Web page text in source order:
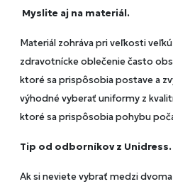
Myslite aj na materiál.
Materiál zohráva pri veľkosti
zdravotnícke oblečenie často
ktoré sa prispôsobia postave a
výhodné vyberať uniformy z
ktoré sa prispôsobia pohybu
Tip od odborníkov z Unidress.
Ak si neviete vybrať medzi